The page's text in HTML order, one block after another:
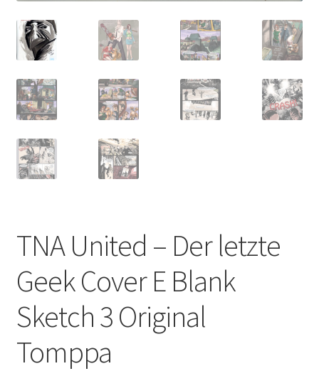
TNA United – Der letzte
Geek Cover E Blank
Sketch 3 Original
Tomppa